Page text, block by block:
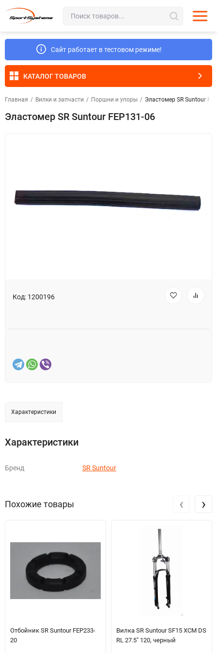
Сайт работает в тестовом режиме!
КАТАЛОГ ТОВАРОВ
Главная / Вилки и запчасти / Поршни и упоры / Эластомер SR Suntour
Эластомер SR Suntour FEP131-06
Код: 1200196
Характеристики
Характеристики
Бренд SR Suntour
Похожие товары
Отбойник SR Suntour FEP233-
20
Вилка SR Suntour SF15 XCM DS
RL 27.5" 120, черный
‹ ›